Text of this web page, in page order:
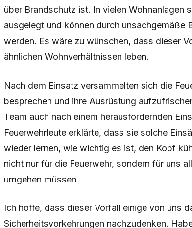
über Brandschutz ist. In vielen
ausgelegt und können durch unsachgemäße
werden. Es wäre zu wünschen, dass dieser
ähnlichen Wohnverhältnissen leben.
Nach dem Einsatz versammelten sich die
besprechen und ihre Ausrüstung
Team auch nach einem herausfordernden
Feuerwehrleute erklärte, dass sie solche
wieder lernen, wie wichtig es ist, den Kopf
nicht nur für die Feuerwehr, sondern für uns
umgehen müssen.
Ich hoffe, dass dieser Vorfall einige von uns
Sicherheitsvorkehrungen nachzudenken.